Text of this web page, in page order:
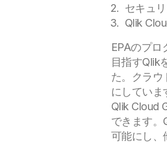
セキュ
Qlik
EPAのプ
目指すQlik
た。クラウ
にしていま
Qlik Cloud
できます。
可能にし、